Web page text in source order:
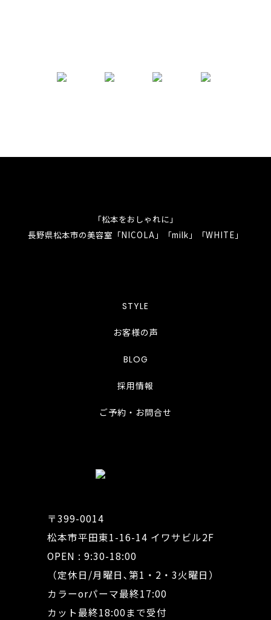
「松本をおしゃれに」
長野県松本市の美容室「NICOLA」「milk」「WHITE」
STYLE
お客様の声
BLOG
採用情報
ご予約・お問合せ
〒399-0014
松本市平田東1-16-14 イワサビル2F
OPEN : 9:30-18:00
（定休日/月曜日､第1・2・3火曜日）
カラーorパーマ最終17:00
カット最終18:00まで受付